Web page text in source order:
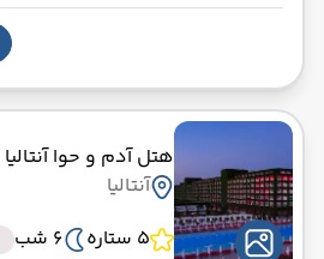
هتل آدم و حوا آنتالیا
آنتالیا
5 ستاره
6 شب